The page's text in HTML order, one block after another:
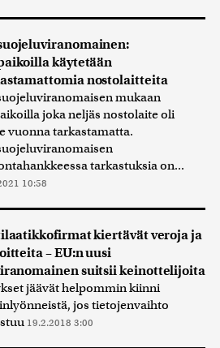
käytetään
nostolaitteita
mukaan
joka neljäs nostolaite oli
vuonna tarkastamatta.
tarkastuksia on...
10:58
kiertävät veroja ja
– EU:n uusi
suitsii keinottelijoita
jäävät helpommin kiinni
jos tietojenvaihto
19.2.2018 3:00